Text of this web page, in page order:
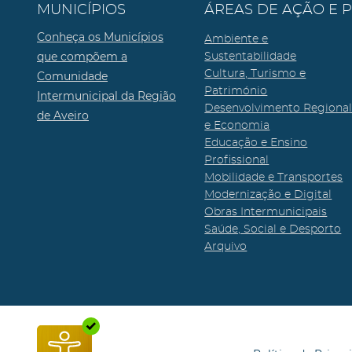
MUNICÍPIOS
Conheça os Municípios
que compõem a
Comunidade
Intermunicipal da Região
de Aveiro
ÁREAS DE AÇÃO E
Ambiente e
Sustentabilidade
Cultura, Turismo e
Património
Desenvolvimento Regional
e Economia
Educação e Ensino
Profissional
Mobilidade e Transportes
Modernização e Digital
Obras Intermunicipais
Saúde, Social e Desporto
Arquivo